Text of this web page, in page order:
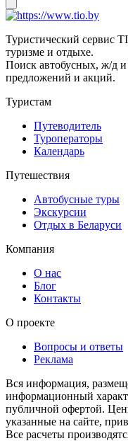
Туристический сервис
туризме и отдыхе.
Поиск автобусных, ж/д
предложений и акций.
Туристам
Путеводитель
Туроператоры
Календарь
Путешествия
Автобусные туры
Экскурсии
Отдых в Беларуси
Компания
О нас
Блог
Контакты
О проекте
Вопросы и ответы
Реклама
Вся информация,
информационный
публичной офертой.
указанные на сайте,
Все расчеты